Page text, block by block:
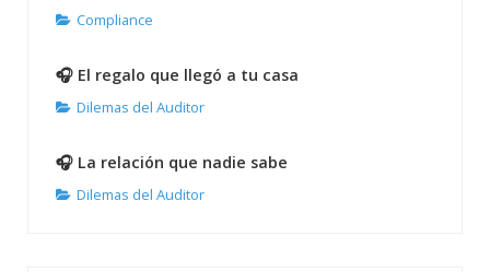
Compliance
🎧 El regalo que llegó a tu casa
Dilemas del Auditor
🎧 La relación que nadie sabe
Dilemas del Auditor